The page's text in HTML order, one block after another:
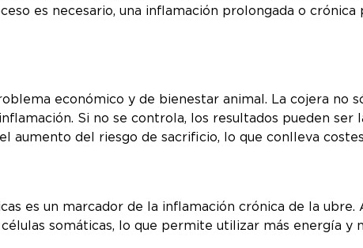
es necesario, una inflamación prolongada o
económico y de bienestar animal. La cojera no
Si no se controla, los resultados pueden
aumento del riesgo de sacrificio, lo que conlleva
es un marcador de la inflamación crónica de la
somáticas, lo que permite utilizar más energía